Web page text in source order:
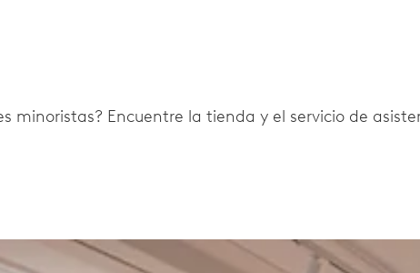
minoristas? Encuentre la tienda y el servicio de